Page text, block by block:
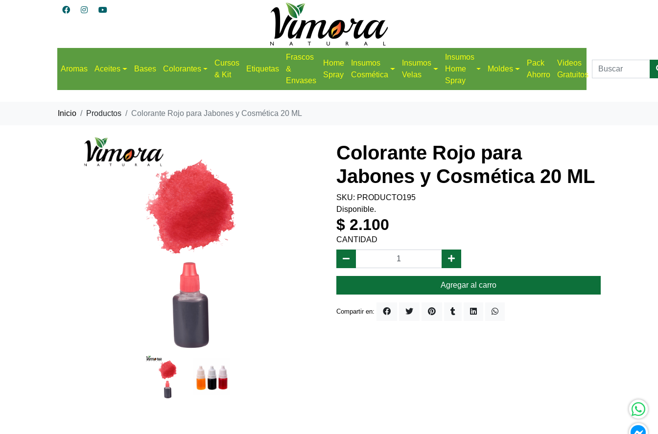
Aromas Aceites Bases Colorantes
Cursos
& Kit
Etiquetas
Frascos
&
Envases
Home
Spray
Insumos
Cosmética
Insumos
Velas
Insumos
Home
Spray
Moldes
Pack
Ahorro
Videos
Gratuitos
Inicio Productos Colorante Rojo para Jabones y Cosmética 20 ML
Colorante Rojo para
Jabones y Cosmética 20 ML
SKU: PRODUCTO195
Disponible.
$ 2.100
CANTIDAD
Agregar al carro
Compartir en: